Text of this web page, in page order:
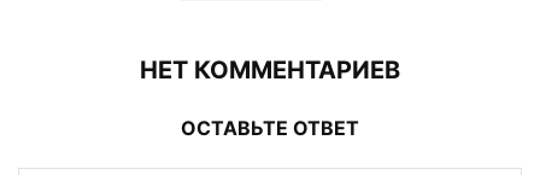
НЕТ КОММЕНТАРИЕВ
ОСТАВЬТЕ ОТВЕТ